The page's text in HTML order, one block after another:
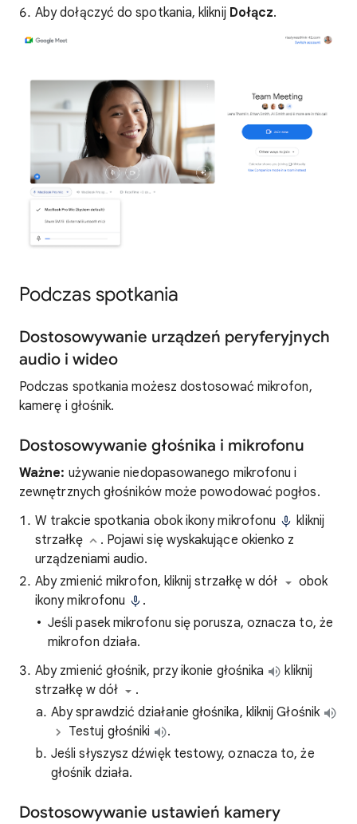
Aby dołączyć do spotkania, kliknij Dołącz.
Podczas spotkania
Dostosowywanie urządzeń peryferyjnych
audio i wideo
Podczas spotkania możesz dostosować mikrofon,
kamerę i głośnik.
Dostosowywanie głośnika i mikrofonu
Ważne: używanie niedopasowanego mikrofonu i
zewnętrznych głośników może powodować pogłos.
W trakcie spotkania obok ikony mikrofonu
kliknij
strzałkę
. Pojawi się wyskakujące okienko z
urządzeniami audio.
Aby zmienić mikrofon, kliknij strzałkę w dół
obok
ikony mikrofonu
.
Jeśli pasek mikrofonu się porusza, oznacza to, że
mikrofon działa.
Aby zmienić głośnik, przy ikonie głośnika
kliknij
strzałkę w dół
.
Aby sprawdzić działanie głośnika, kliknij Głośnik
Testuj głośniki
.
Jeśli słyszysz dźwięk testowy, oznacza to, że
głośnik działa.
Dostosowywanie ustawień kamery